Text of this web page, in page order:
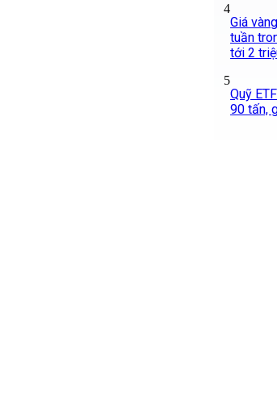
4
Giá
tuần
tới 2
5
Quỹ
90 tấn,